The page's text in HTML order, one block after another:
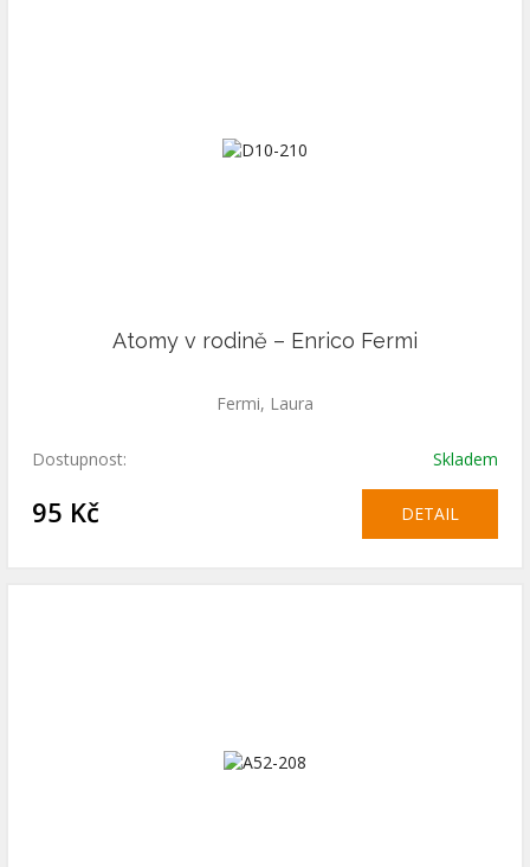
Atomy v rodině – Enrico Fermi
Fermi, Laura
Dostupnost: Skladem
95 Kč DETAIL